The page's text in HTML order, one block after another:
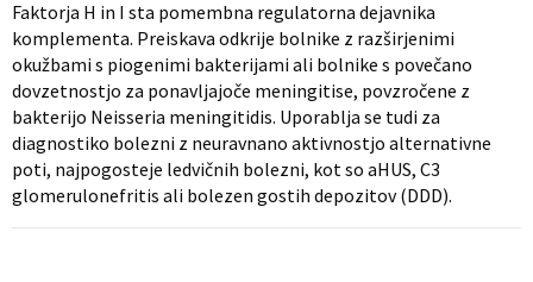
Faktorja H in I sta pomembna regulatorna dejavnika
komplementa. Preiskava odkrije bolnike z razširjenimi
okužbami s piogenimi bakterijami ali bolnike s povečano
dovzetnostjo za ponavljajoče meningitise, povzročene z
bakterijo Neisseria meningitidis. Uporablja se tudi za
diagnostiko bolezni z neuravnano aktivnostjo alternativne
poti, najpogosteje ledvičnih bolezni, kot so aHUS, C3
glomerulonefritis ali bolezen gostih depozitov (DDD).